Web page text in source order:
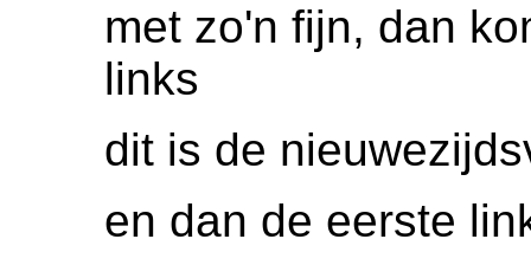
met zo'n fijn, dan
links
dit is de
en dan de eerste